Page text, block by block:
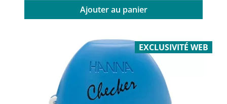
Ajouter au panier
EXCLUSIVITÉ WEB